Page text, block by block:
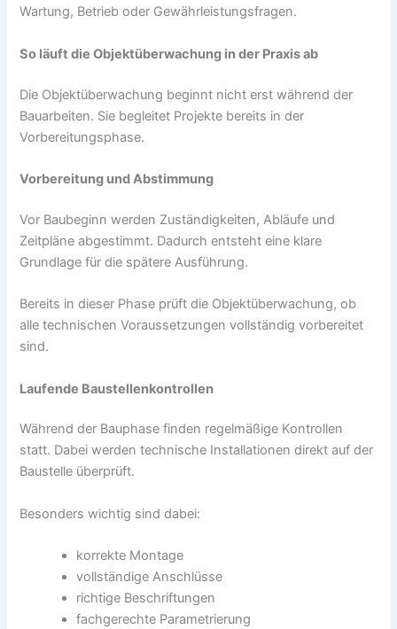
Wartung, Betrieb oder Gewährleistungsfragen.
So läuft die Objektüberwachung in der Praxis ab
Die Objektüberwachung beginnt nicht erst während der
Bauarbeiten. Sie begleitet Projekte bereits in der
Vorbereitungsphase.
Vorbereitung und Abstimmung
Vor Baubeginn werden Zuständigkeiten, Abläufe und
Zeitpläne abgestimmt. Dadurch entsteht eine klare
Grundlage für die spätere Ausführung.
Bereits in dieser Phase prüft die Objektüberwachung, ob
alle technischen Voraussetzungen vollständig vorbereitet
sind.
Laufende Baustellenkontrollen
Während der Bauphase finden regelmäßige Kontrollen
statt. Dabei werden technische Installationen direkt auf der
Baustelle überprüft.
Besonders wichtig sind dabei:
korrekte Montage
vollständige Anschlüsse
richtige Beschriftungen
fachgerechte Parametrierung